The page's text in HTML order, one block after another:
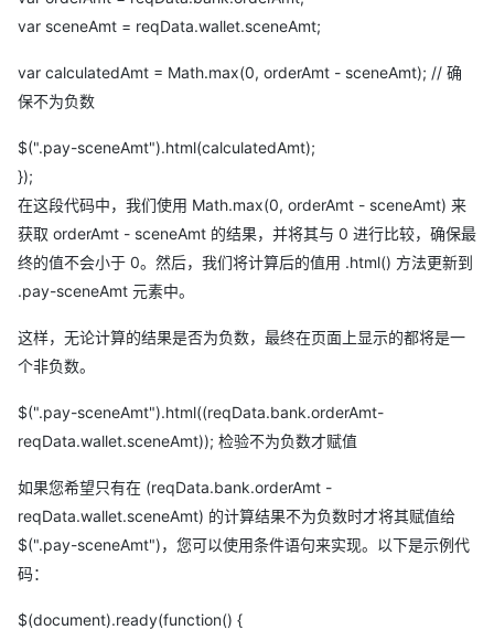
var sceneAmt = reqData.wallet.sceneAmt;
var calculatedAmt = Math.max(0, orderAmt - sceneAmt); // 确
保不为负数
$(".pay-sceneAmt").html(calculatedAmt);
});
在这段代码中，我们使用 Math.max(0, orderAmt - sceneAmt) 来
获取 orderAmt - sceneAmt 的结果，并将其与 0 进行比较，确保最
终的值不会小于 0。然后，我们将计算后的值用 .html() 方法更新到
.pay-sceneAmt 元素中。
这样，无论计算的结果是否为负数，最终在页面上显示的都将是一
个非负数。
$(".pay-sceneAmt").html((reqData.bank.orderAmt-
reqData.wallet.sceneAmt)); 检验不为负数才赋值
如果您希望只有在 (reqData.bank.orderAmt -
reqData.wallet.sceneAmt) 的计算结果不为负数时才将其赋值给
$(".pay-sceneAmt")，您可以使用条件语句来实现。以下是示例代
码：
$(document).ready(function() {